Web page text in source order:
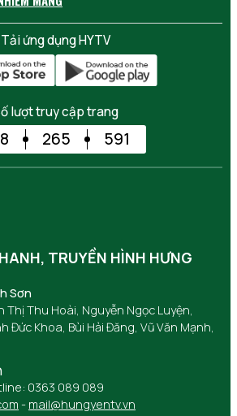
Tải ứng dụng HYTV
lượt truy cập trang
265 591
TRUYỀN HÌNH HƯNG
Sơn
Thị Thu Hoài, Nguyễn Ngọc Luyện,
Đức Khoa, Bùi Hải Đăng, Vũ Văn Mạnh,
0363 089 089
- mail@hungyentv.vn